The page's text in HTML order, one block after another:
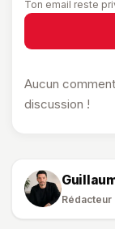
Ton email reste
Aucun
discussion !
Rédacteur